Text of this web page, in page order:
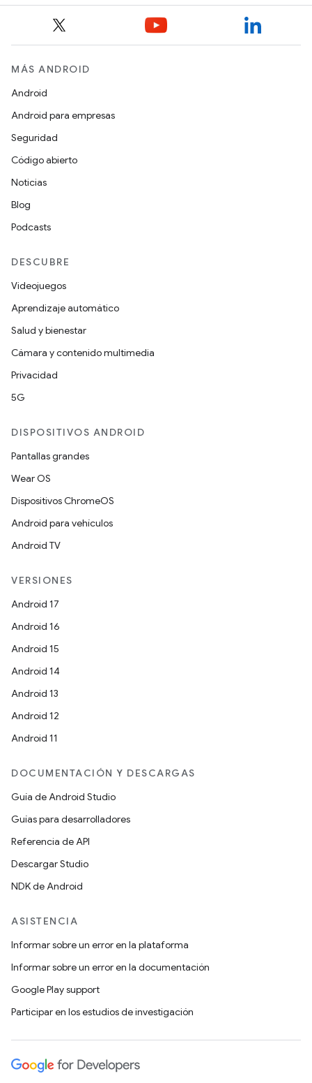
MÁS ANDROID
Android
Android para empresas
Seguridad
Código abierto
Noticias
Blog
Podcasts
DESCUBRE
Videojuegos
Aprendizaje automático
Salud y bienestar
Cámara y contenido multimedia
Privacidad
5G
DISPOSITIVOS ANDROID
Pantallas grandes
Wear OS
Dispositivos ChromeOS
Android para vehículos
Android TV
VERSIONES
Android 17
Android 16
Android 15
Android 14
Android 13
Android 12
Android 11
DOCUMENTACIÓN Y DESCARGAS
Guía de Android Studio
Guías para desarrolladores
Referencia de API
Descargar Studio
NDK de Android
ASISTENCIA
Informar sobre un error en la plataforma
Informar sobre un error en la documentación
Google Play support
Participar en los estudios de investigación